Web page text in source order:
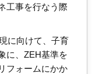
工事を行なう際
に向けて、子育
に、ZEH基準を
フォームにかか